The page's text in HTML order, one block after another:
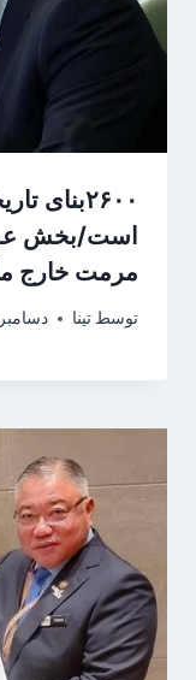
است/بخش
مرمت خارج
توسط تینا دسامبر 18,